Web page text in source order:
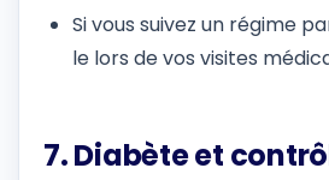
Si vous suivez un régime
le lors de vos visites
7. Diabète et